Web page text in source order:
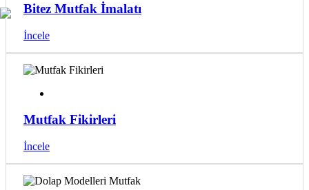
Bitez Mutfak İmalatı
İncele
Mutfak Fikirleri
İncele